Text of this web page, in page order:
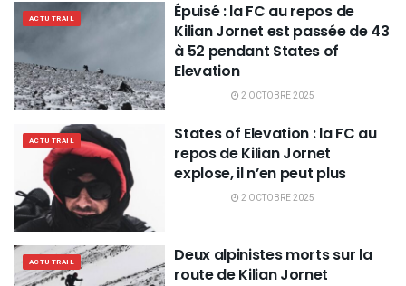
ACTU TRAIL
Épuisé : la FC au repos de
Kilian Jornet est passée de 43
à 52 pendant States of
Elevation
2 OCTOBRE 2025
ACTU TRAIL
States of Elevation : la FC au
repos de Kilian Jornet
explose, il n’en peut plus
2 OCTOBRE 2025
ACTU TRAIL
Deux alpinistes morts sur la
route de Kilian Jornet